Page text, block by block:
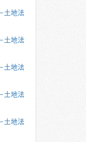
土地法
土地法
土地法
土地法
土地法